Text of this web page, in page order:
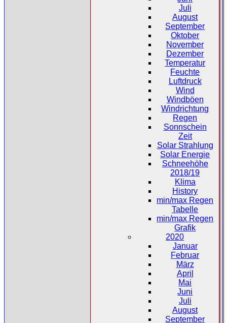
Juli
August
September
Oktober
November
Dezember
Temperatur
Feuchte
Luftdruck
Wind
Windböen
Windrichtung
Regen
Sonnschein
Zeit
Solar Strahlung
Solar Energie
Schneehöhe
2018/19
Klima
History
min/max Regen
Tabelle
min/max Regen
Grafik
2020
Januar
Februar
März
April
Mai
Juni
Juli
August
September